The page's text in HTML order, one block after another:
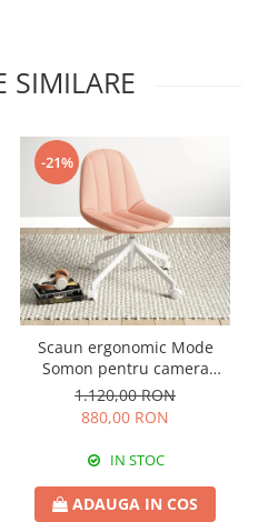
SIMILARE
-21%
Scaun ergonomic Mode
Somon pentru camera
copiilor – confort, design
modern și reglabil pe
înălțime
1.120,00 RON
880,00 RON
IN STOC
ADAUGA IN COS